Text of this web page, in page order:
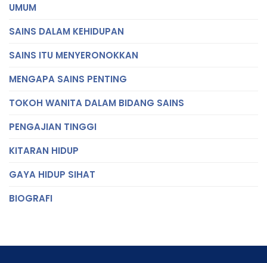
UMUM
SAINS DALAM KEHIDUPAN
SAINS ITU MENYERONOKKAN
MENGAPA SAINS PENTING
TOKOH WANITA DALAM BIDANG SAINS
PENGAJIAN TINGGI
KITARAN HIDUP
GAYA HIDUP SIHAT
BIOGRAFI